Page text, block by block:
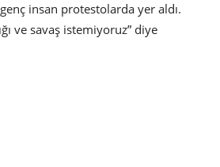
insan protestolarda yer aldı.
ve savaş istemiyoruz” diye